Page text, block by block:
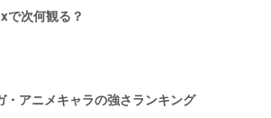
で次何観る？
・アニメキャラの強さランキング